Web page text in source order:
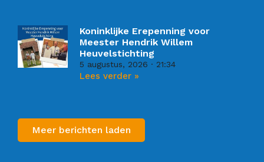
Koninklijke Erepenning voor
Meester Hendrik Willem
Heuvelstichting
5 augustus, 2026 21:34
Lees verder »
Meer berichten laden